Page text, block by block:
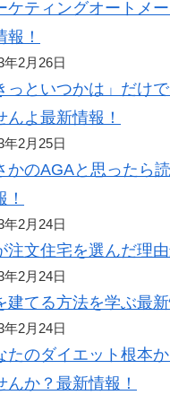
ケティングオートメ
報！
年2月26日
っといつかは」だけ
んよ最新情報！
年2月25日
かのAGAと思ったら
！
年2月24日
注文住宅を選んだ理由
年2月24日
建てる方法を学ぶ最新
年2月24日
たのダイエット根本
んか？最新情報！